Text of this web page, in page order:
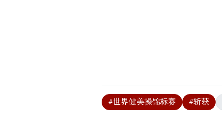
#世界健美操锦标赛 #斩获